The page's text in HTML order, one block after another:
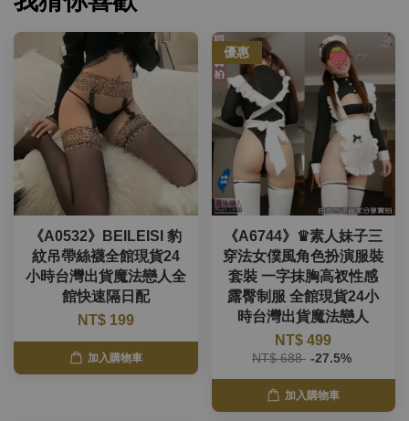
《A0532》BEILEISI 豹
紋吊帶絲襪全館現貨24
小時台灣出貨魔法戀人全
館快速隔日配
NT$ 199
加入購物車
優惠
《A6744》♛素人妹子三
穿法女僕風角色扮演服裝
套裝 一字抹胸高衩性感
露臀制服 全館現貨24小
時台灣出貨魔法戀人
NT$ 499
NT$ 688 -27.5%
加入購物車